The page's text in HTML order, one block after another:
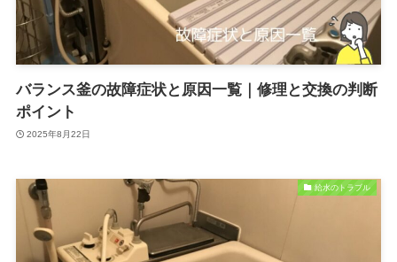
バランス釜の故障症状と原因一覧｜修理と交換の判断
ポイント
2025年8月22日
給水のトラブル